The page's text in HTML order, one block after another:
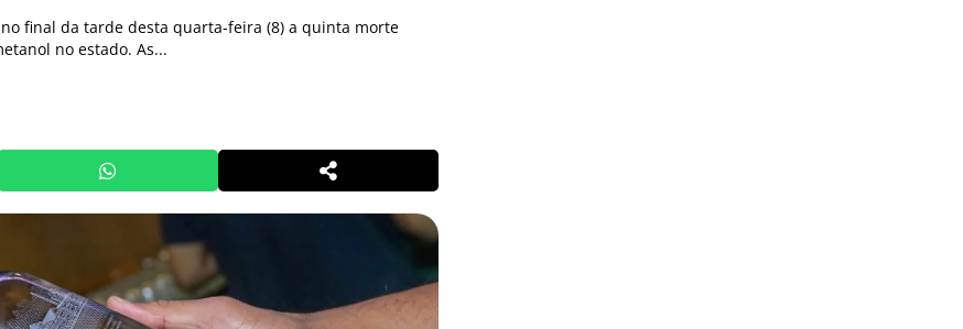
final da tarde desta quarta-feira (8) a quinta morte
no estado. As...